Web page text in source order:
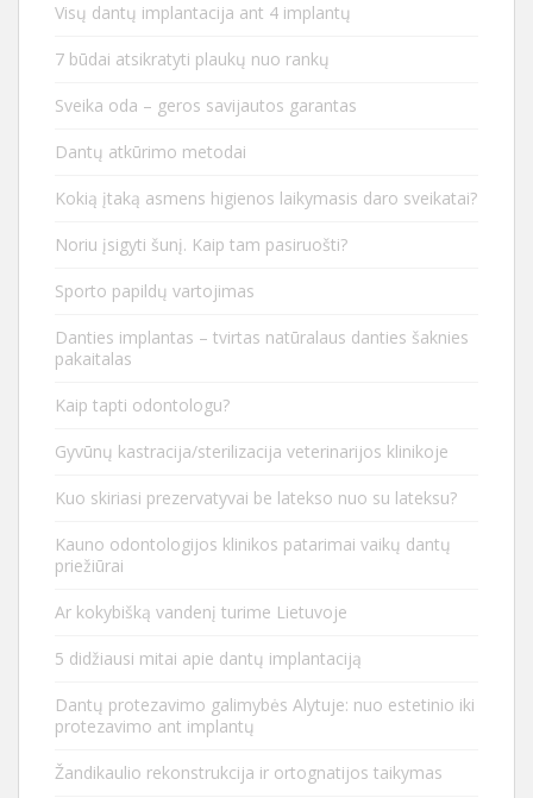
Visų dantų implantacija ant 4 implantų
7 būdai atsikratyti plaukų nuo rankų
Sveika oda – geros savijautos garantas
Dantų atkūrimo metodai
Kokią įtaką asmens higienos laikymasis daro sveikatai?
Noriu įsigyti šunį. Kaip tam pasiruošti?
Sporto papildų vartojimas
Danties implantas – tvirtas natūralaus danties šaknies
pakaitalas
Kaip tapti odontologu?
Gyvūnų kastracija/sterilizacija veterinarijos klinikoje
Kuo skiriasi prezervatyvai be latekso nuo su lateksu?
Kauno odontologijos klinikos patarimai vaikų dantų
priežiūrai
Ar kokybišką vandenį turime Lietuvoje
5 didžiausi mitai apie dantų implantaciją
Dantų protezavimo galimybės Alytuje: nuo estetinio iki
protezavimo ant implantų
Žandikaulio rekonstrukcija ir ortognatijos taikymas